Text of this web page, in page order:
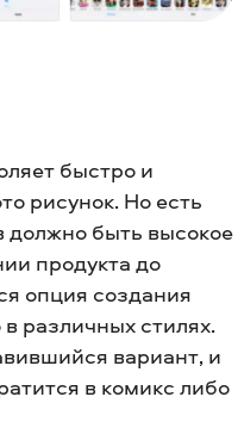
быстро и
рисунок. Но есть
должно быть высокое
продукта до
опция создания
различных стилях.
вариант, и
в комикс либо